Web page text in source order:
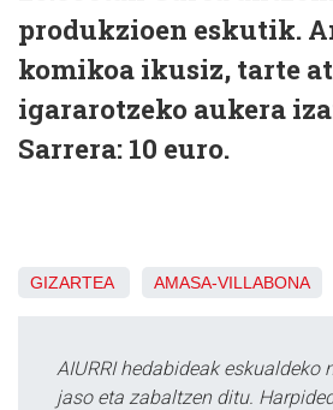
produkzioen eskutik.
komikoa ikusiz, tarte
igararotzeko aukera
Sarrera: 10 euro.
GIZARTEA AMASA-VILLABONA
AIURRI hedabideak eskualdeko
jaso eta zabaltzen ditu.